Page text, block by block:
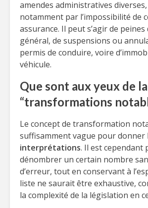
amendes administratives
notamment par l’impossibilité de
assurance. Il peut s’agir de peines
général, de suspensions ou
permis de conduire, voire
véhicule.
Que sont aux yeux de
“transformations
Le concept de transformation
suffisamment vague pour donner
interprétations. Il est cependant
dénombrer un certain nombre
d’erreur, tout en conservant à
liste ne saurait être exhaustive,
la complexité de la législation en